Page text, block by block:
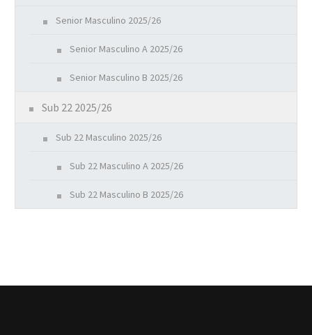
Senior Masculino 2025/26
Senior Masculino A 2025/26
Senior Masculino B 2025/26
Sub 22 2025/26
Sub 22 Masculino 2025/26
Sub 22 Masculino A 2025/26
Sub 22 Masculino B 2025/26